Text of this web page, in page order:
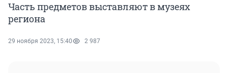
Часть предметов выставляют в музеях
региона
29 ноября 2023, 15:40 2 987